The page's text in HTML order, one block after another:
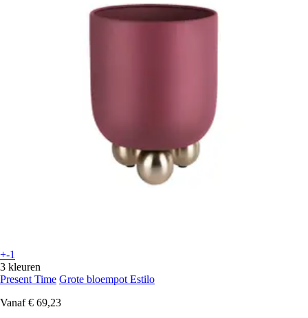
+-1
3 kleuren
Present Time Grote bloempot Estilo
Vanaf € 69,23